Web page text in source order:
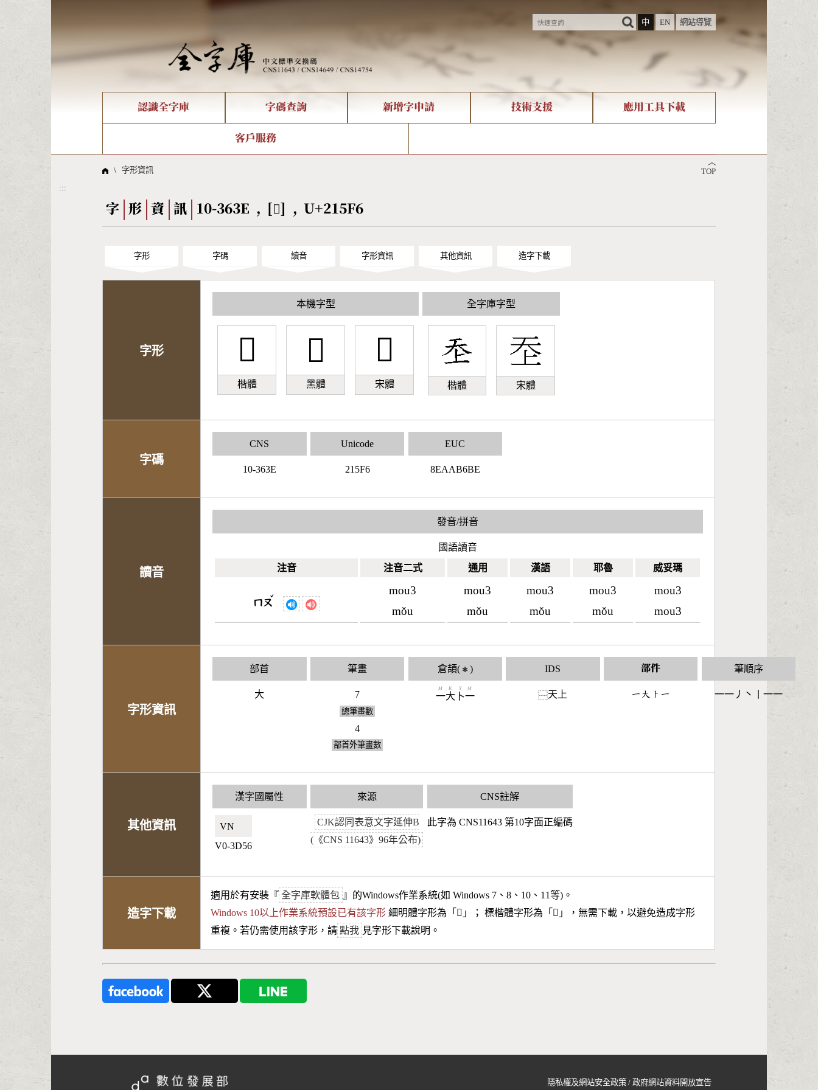
:::
中
EN 網站導覽
認識全字庫
全字庫現況
線上教學
字碼查詢
部件查詢
倉頡查詢
Big5查詢 拼音查詢
新增字申請 技術支援
造字解決方案
應用工具下載
字形下載
客戶服務
問題集
︿
TOP
\ 字形資訊
:::
字 形 資 訊 10-363E , [𡗶] , U+215F6
字形 字碼 讀音 字形資訊 其他資訊 造字下載
字形
本機字型
𡗶
楷體
𡗶
黑體
𡗶
宋體
全字庫字型
楷體 宋體
字碼
CNS
10-363E
Unicode
215F6
EUC
8EAAB6BE
讀音
發音/拼音
國語讀音
注音
注音二式 通用 漢語 耶魯 威妥瑪
ㄇㄡ
ˇ
mou3
mǒu
mou3
mǒu
mou3
mǒu
mou3
mǒu
mou3
mou3
字形資訊
部首
大
筆畫
7
總筆畫數
4
部首外筆畫數
倉頡( ✱ )
一
M
大
K
卜
Y
一
M
IDS
⿱天上
部件
󶀀󶁨󶀥󶀀
筆順序
一一丿丶丨一一
其他資訊
漢字國屬性
VN🇻🇳
V0-3D56
來源
CJK認同表意文字延伸B
(《CNS 11643》96年公布)
CNS註解
此字為 CNS11643 第10字面正編碼
造字下載
適用於有安裝『 全字庫軟體包 』的Windows作業系統(如 Windows 7、8、10、11等)。
Windows 10以上作業系統預設已有該字形 細明體字形為「 𡗶 」； 標楷體字形為「 𡗶 」，無需下載，以避免造成字形
重複。若仍需使用該字形，請 點我 見字形下載說明。
隱私權及網站安全政策 /政府網站資料開放宣告